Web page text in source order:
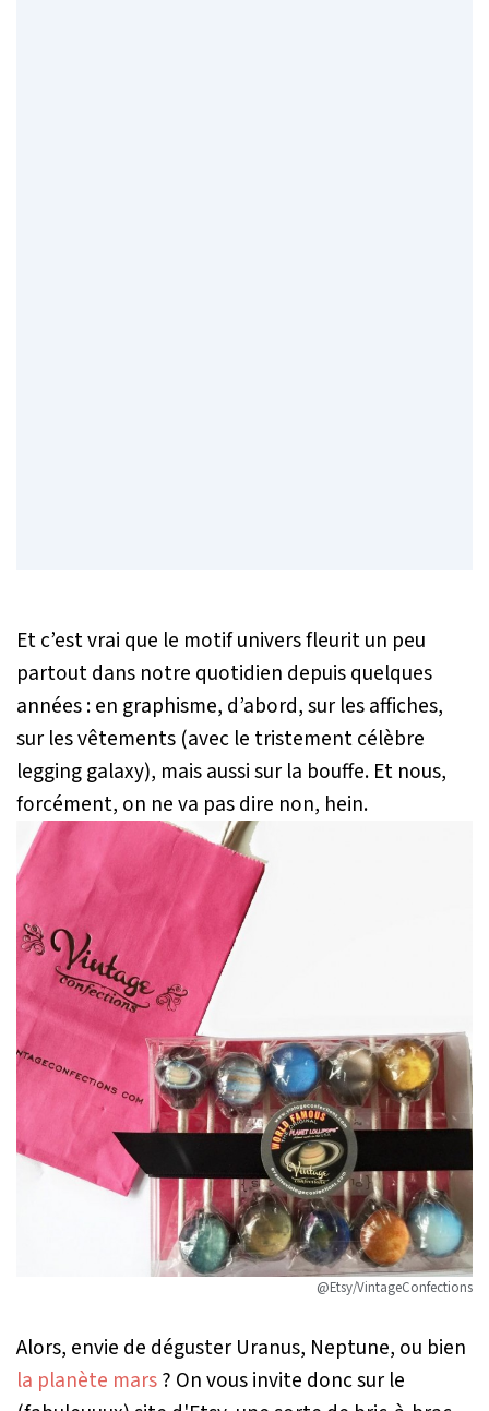
Et c’est vrai que le motif univers fleurit un peu
partout dans notre quotidien depuis quelques
années : en graphisme, d’abord, sur les affiches,
sur les vêtements (avec le tristement célèbre
legging galaxy), mais aussi sur la bouffe. Et nous,
forcément, on ne va pas dire non, hein.
@Etsy/VintageConfections
Alors, envie de déguster Uranus, Neptune, ou bien
la planète mars? On vous invite donc sur le